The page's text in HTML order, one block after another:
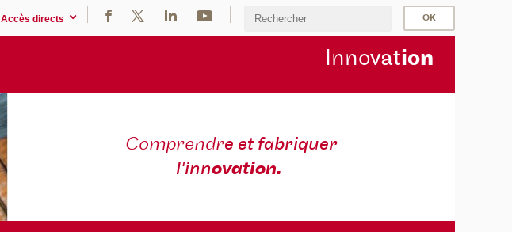
Accès directs
Innovation
Comprendre et fabriquer
l'innovation.